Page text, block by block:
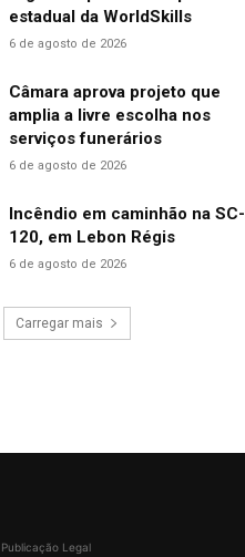
estadual da WorldSkills
6 de agosto de 2026
Câmara aprova projeto que
amplia a livre escolha nos
serviços funerários
6 de agosto de 2026
Incêndio em caminhão na SC-
120, em Lebon Régis
6 de agosto de 2026
Carregar mais
Publicação Legal